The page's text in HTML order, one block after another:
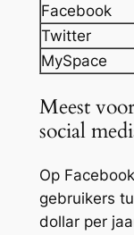
Facebook
Twitter
MySpace
Meest
social
Op
gebruikers
dollar per